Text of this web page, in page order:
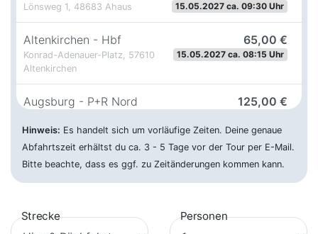
Lönsweg 1, 48683 Ahaus 15.05.2027 ca. 09:30 Uhr
Altenkirchen - Hbf 65,00 €
Konrad-Adenauer-Platz, 57610
Altenkirchen
15.05.2027 ca. 08:15 Uhr
Augsburg - P+R Nord 125,00 €
Bad Kreuznach - Hbf 75,00 €
Europaplatz, 55545 Bad
15.05.2027 ca. 05:30 Uhr
Bad Oeynhausen - ZOB
Hinweis: Es handelt sich um vorläufige Zeiten. Deine genaue
Abfahrtszeit erhältst du ca. 3 - 5 Tage vor der Tour per E-Mail.
Bitte beachte, dass es ggf. zu Zeitänderungen kommen kann.
Strecke Personen